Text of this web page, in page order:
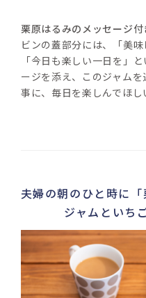
栗原はるみのメッセージ付
ビンの蓋部分には、「美味
「今日も楽しい一日を」
ージを添え、このジャム
事に、毎日を楽しんでほし
夫婦の朝のひと時に
ジャムといち